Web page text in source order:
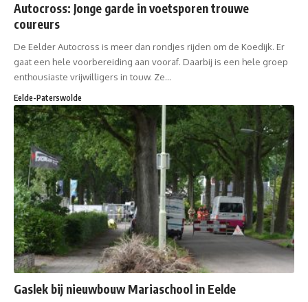
Autocross: Jonge garde in voetsporen trouwe
coureurs
De Eelder Autocross is meer dan rondjes rijden om de Koedijk. Er
gaat een hele voorbereiding aan vooraf. Daarbij is een hele groep
enthousiaste vrijwilligers in touw. Ze…
Eelde-Paterswolde
Gaslek bij nieuwbouw Mariaschool in Eelde